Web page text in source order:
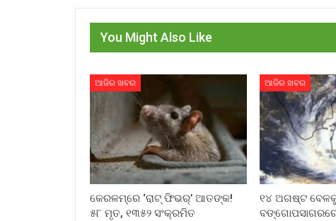
You Might Also Like
ଆଜିର ଖବର
କେରଳମ୍‌ରେ ‘ରାଟ୍ ଫିଭର୍’ ଆତଙ୍କ!
୫୮ ମୃତ, ୧୩୫୨ ସଂକ୍ରମିତ
ଆଜିର ଖବର
୧୪ ଅଗଷ୍ଟ